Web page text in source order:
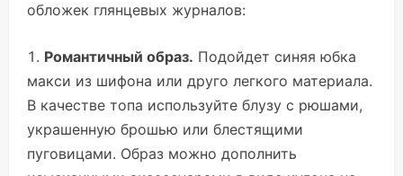
обложек глянцевых журналов:
Романтичный образ. Подойдет синяя юбка
макси из шифона или друго легкого материала.
В качестве топа используйте блузу с рюшами,
украшенную брошью или блестящими
пуговицами. Образ можно дополнить